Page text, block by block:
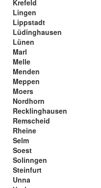
Krefeld
Lingen
Lippstadt
Lüdinghausen
Lünen
Marl
Melle
Menden
Meppen
Moers
Nordhorn
Recklinghausen
Remscheid
Rheine
Selm
Soest
Solinngen
Steinfurt
Unna